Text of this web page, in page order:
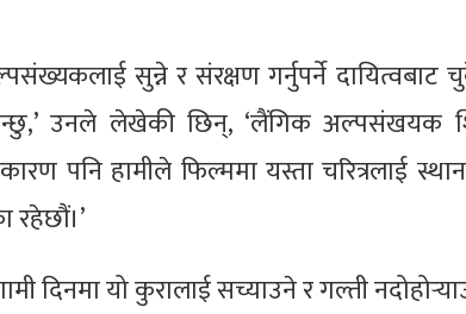
सुन्ने र संरक्षण गर्नुपर्ने दायित्वबाट
उनले लेखेकी छिन्, ‘लैंगिक अल्पसंखयक
पनि हामीले फिल्ममा यस्ता चरित्रलाई
रहेछौं।’
दिनमा यो कुरालाई सच्याउने र गल्ती